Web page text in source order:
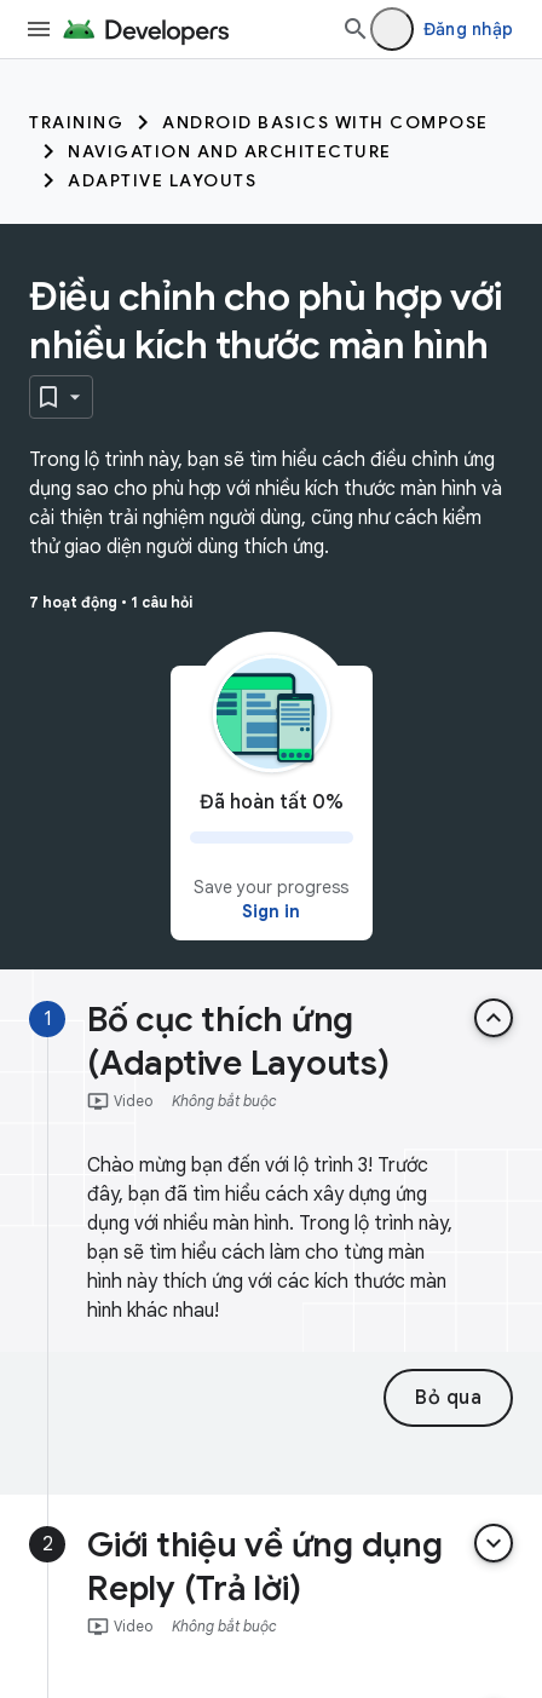
Đăng nhập
TRAINING
ANDROID BASICS WITH COMPOSE
NAVIGATION AND ARCHITECTURE
ADAPTIVE LAYOUTS
Điều chỉnh cho phù hợp với
nhiều kích thước màn hình
Trong lộ trình này, bạn sẽ tìm hiểu cách điều chỉnh ứng
dụng sao cho phù hợp với nhiều kích thước màn hình và
cải thiện trải nghiệm người dùng, cũng như cách kiểm
thử giao diện người dùng thích ứng.
7 hoạt động • 1 câu hỏi
Đã hoàn tất 0%
Save your progress
Sign in
1
Bố cục thích ứng
(Adaptive Layouts)
keyboard_arrow_up
ondemand_video Video Không bắt buộc
Chào mừng bạn đến với lộ trình 3! Trước
đây, bạn đã tìm hiểu cách xây dựng ứng
dụng với nhiều màn hình. Trong lộ trình này,
bạn sẽ tìm hiểu cách làm cho từng màn
hình này thích ứng với các kích thước màn
hình khác nhau!
Bỏ qua
2
Giới thiệu về ứng dụng
Reply (Trả lời)
keyboard_arrow_down
ondemand_video Video Không bắt buộc